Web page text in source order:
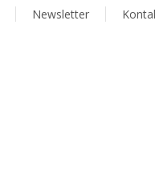
Newsletter